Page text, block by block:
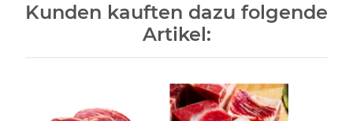
Kunden kauften dazu folgende
Artikel: